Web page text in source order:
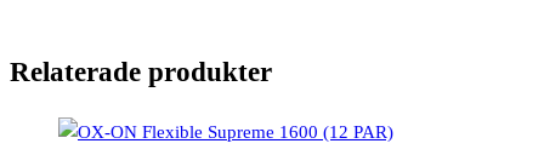
Relaterade produkter